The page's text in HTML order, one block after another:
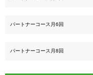
パートナーコース月6回
パートナーコース月8回